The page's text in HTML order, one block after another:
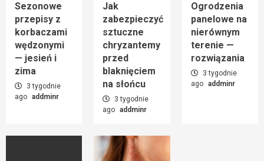
6
Bez kategorii
Przeglądy techniczne i konserwacja domu
szkieletowego — harmonogram
Bez kategorii
Rola wolontariatu i byłych pacjentów w
ośrodkach leczenia uzależnień
Bez kategorii
Sezonowe
przepisy z
korbaczami
wędzonymi
— jesień i
zima
3 tygodnie
ago addminr
Jak
zabezpieczyć
sztuczne
chryzantemy
przed
blaknięciem
na słońcu
3 tygodnie
ago addminr
Ogrodzenia
panelowe na
nierównym
terenie —
rozwiązania
3 tygodnie
ago addminr